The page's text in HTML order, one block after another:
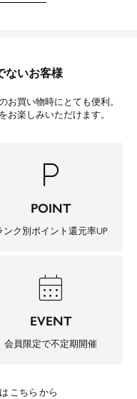
ないお客様
お買い物時にとても便利。
お楽しみいただけます。
local_parking
POINT
ンク別ポイント還元率UP
calendar_month
EVENT
会員限定で不定期開催
こちら から